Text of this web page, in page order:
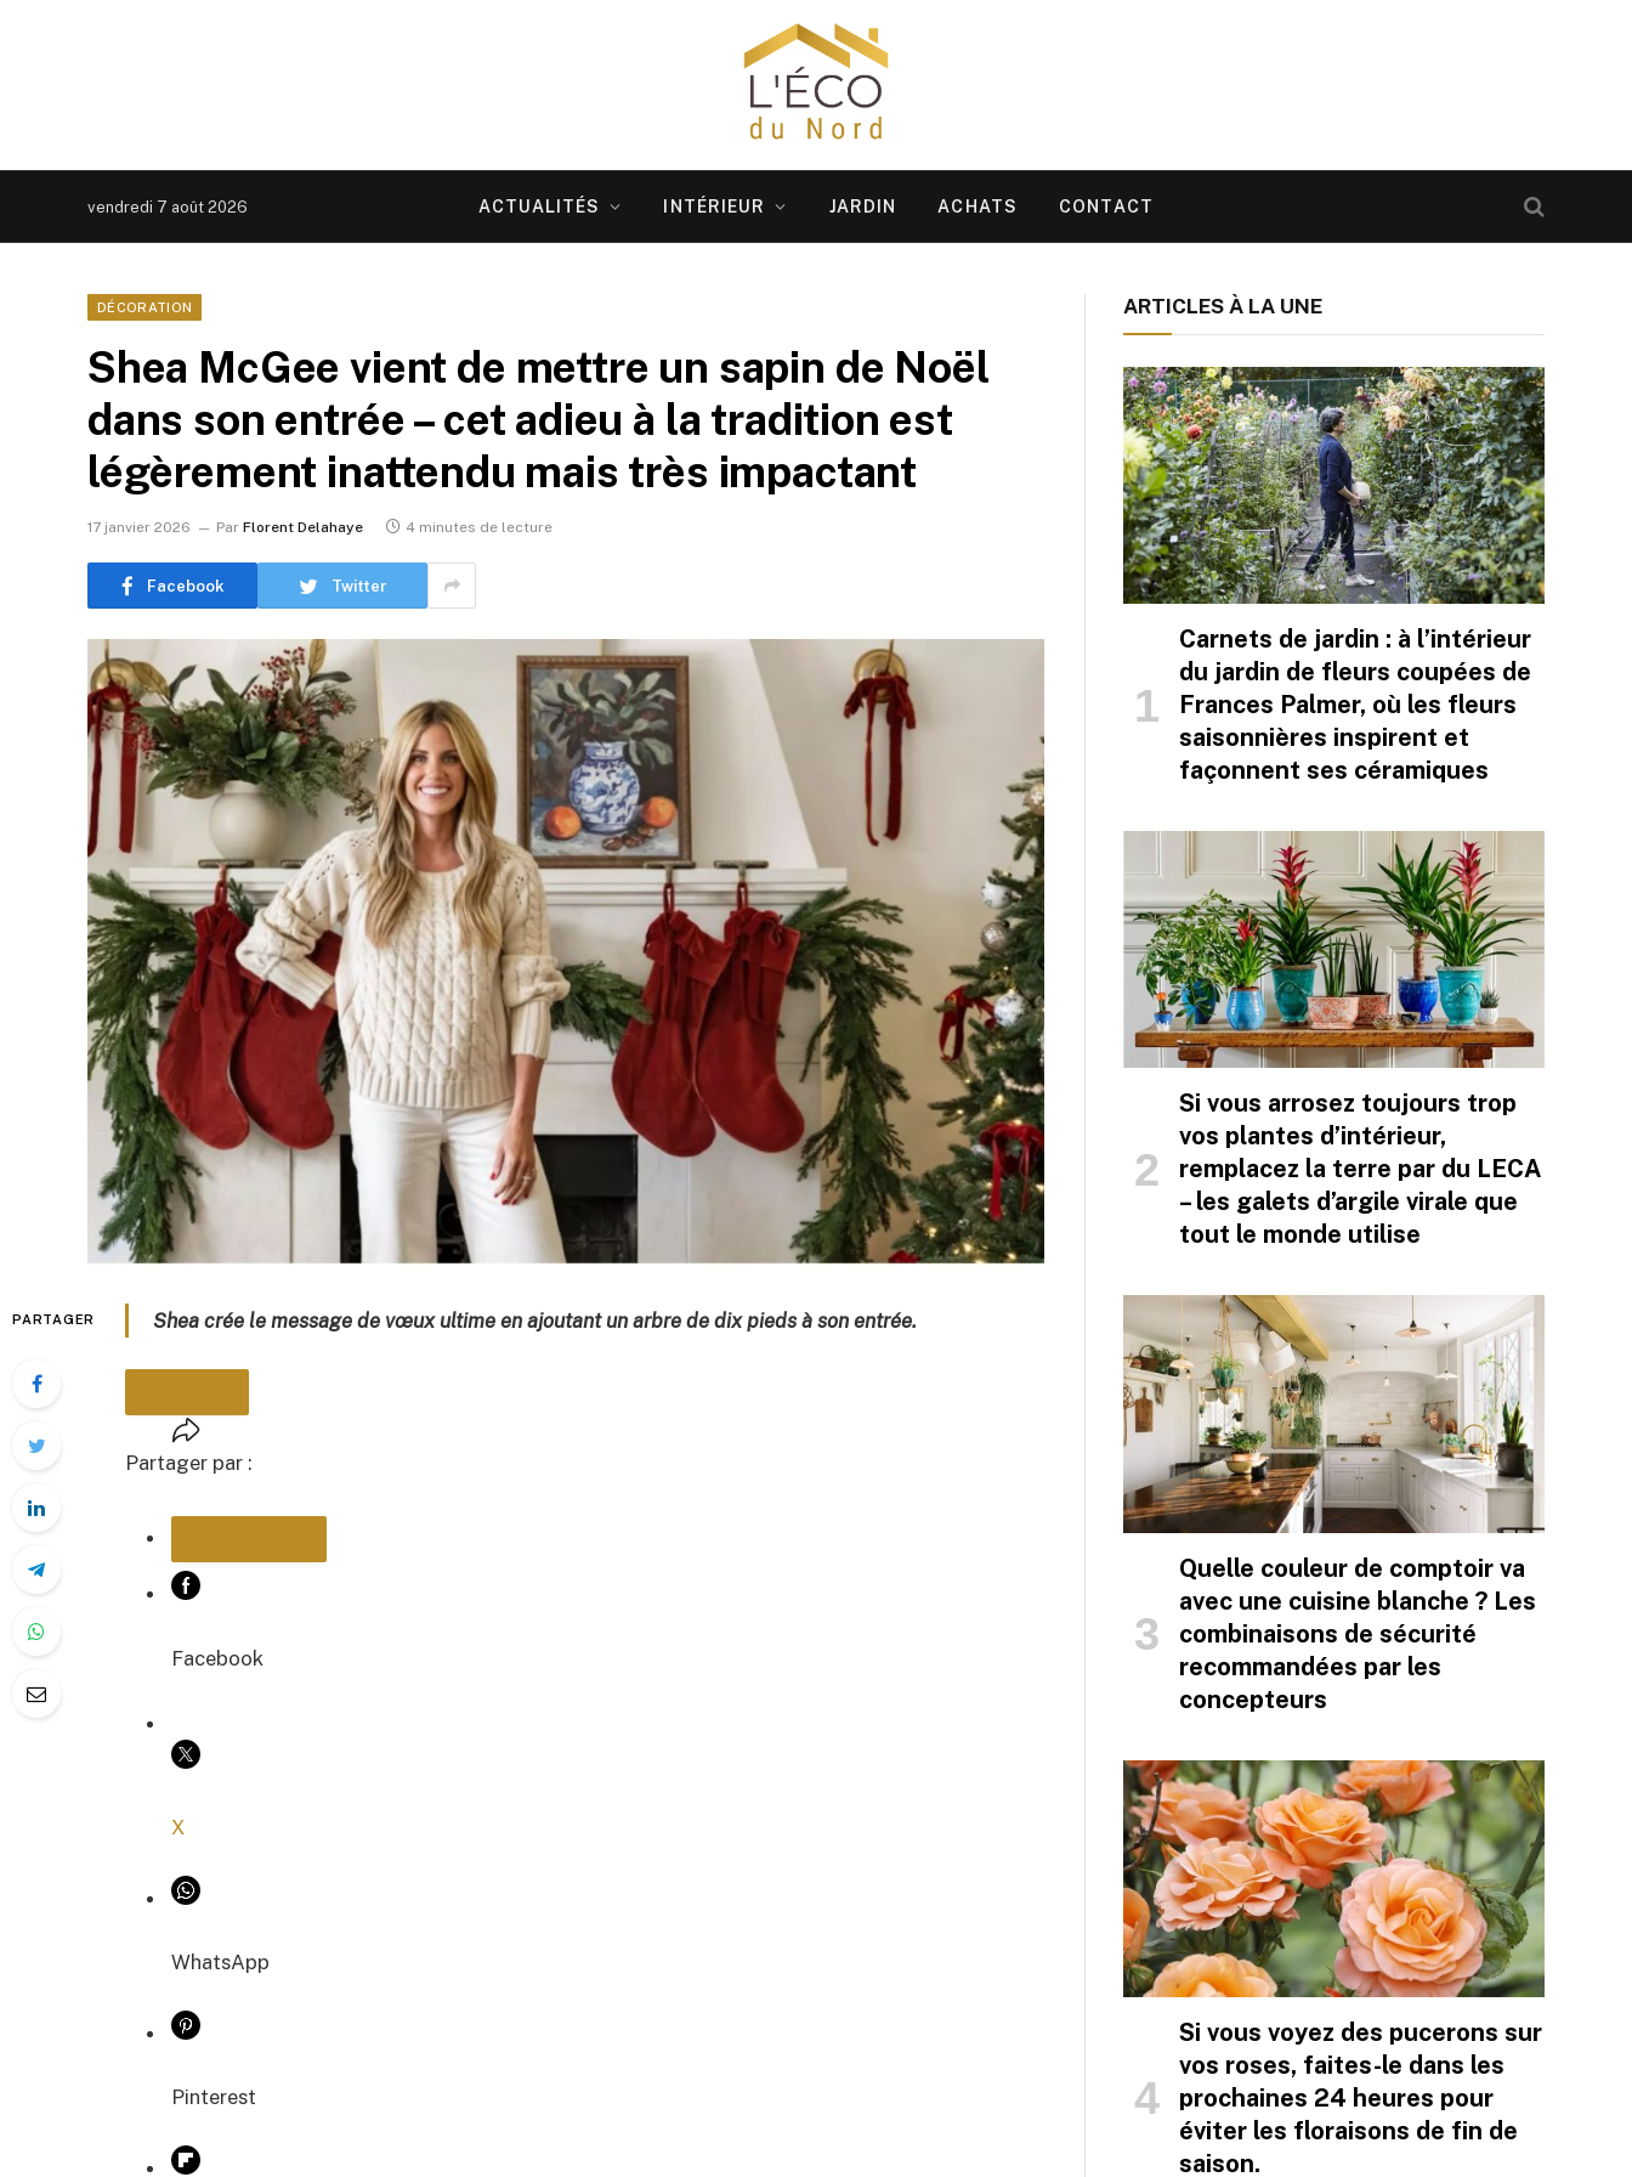
vendredi 7 août 2026 ACTUALITÉS INTÉRIEUR JARDIN ACHATS CONTACT
DÉCORATION
Shea McGee vient de mettre un sapin de Noël
dans son entrée – cet adieu à la tradition est
légèrement inattendu mais très impactant
17 janvier 2026 Par Florent Delahaye 4 minutes de lecture
Facebook Twitter
PARTAGER Shea crée le message de vœux ultime en ajoutant un arbre de dix pieds à son entrée.
Partager par :
COPIER LE LIEN
Facebook
X
WhatsApp
Pinterest
ARTICLES À LA UNE
Carnets de jardin : à l’intérieur
du jardin de fleurs coupées de
Frances Palmer, où les fleurs
saisonnières inspirent et
façonnent ses céramiques
Si vous arrosez toujours trop
vos plantes d’intérieur,
remplacez la terre par du LECA
– les galets d’argile virale que
tout le monde utilise
Quelle couleur de comptoir va
avec une cuisine blanche ? Les
combinaisons de sécurité
recommandées par les
concepteurs
Si vous voyez des pucerons sur
vos roses, faites-le dans les
prochaines 24 heures pour
éviter les floraisons de fin de
saison.